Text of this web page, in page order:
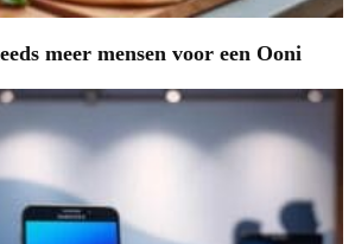
meer mensen voor een Ooni